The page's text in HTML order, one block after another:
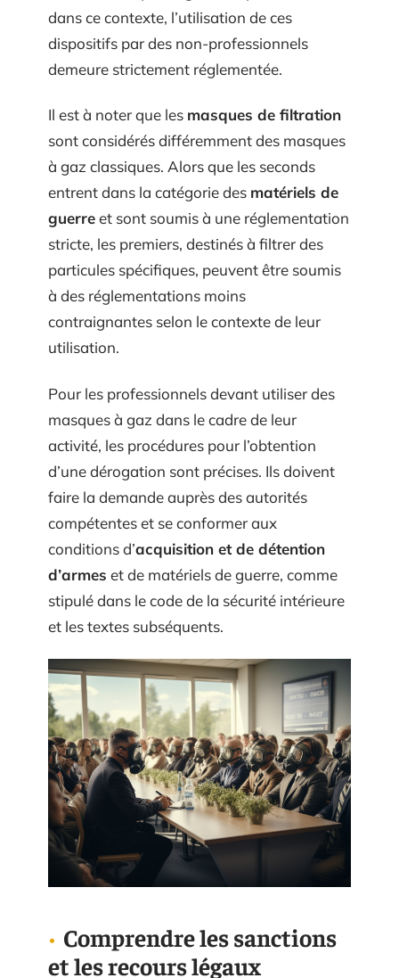
dans ce contexte, l’utilisation de ces
dispositifs par des non-professionnels
demeure strictement réglementée.
Il est à noter que les masques de filtration
sont considérés différemment des masques
à gaz classiques. Alors que les seconds
entrent dans la catégorie des matériels de
guerreet sont soumis à une réglementation
stricte, les premiers, destinés à filtrer des
particules spécifiques, peuvent être soumis
à des réglementations moins
contraignantes selon le contexte de leur
utilisation.
Pour les professionnels devant utiliser des
masques à gaz dans le cadre de leur
activité, les procédures pour l’obtention
d’une dérogation sont précises. Ils doivent
faire la demande auprès des autorités
compétentes et se conformer aux
conditions d’acquisition et de détention
d’armes et de matériels de guerre, comme
stipulé dans le code de la sécurité intérieure
et les textes subséquents.
Comprendre les sanctions
et les recours légaux